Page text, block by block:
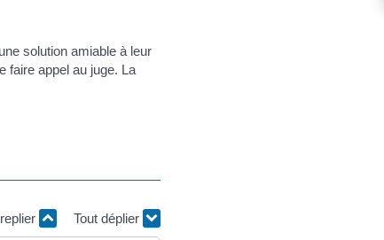
solution amiable à leur
faire appel au juge. La
Tout déplier